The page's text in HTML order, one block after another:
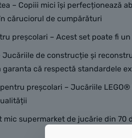
– Copiii mici își perfecționează
căruciorul de cumpărături
preșcolari – Acest set poate fi
de construcție și
garanta că respectă standardele
preșcolari – Jucăriile
mic supermarket de jucărie din 70